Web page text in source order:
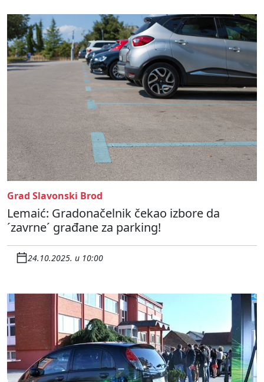
Grad Slavonski Brod
Lemaić: Gradonačelnik čekao izbore da
´zavrne´ građane za parking!
24.10.2025. u 10:00